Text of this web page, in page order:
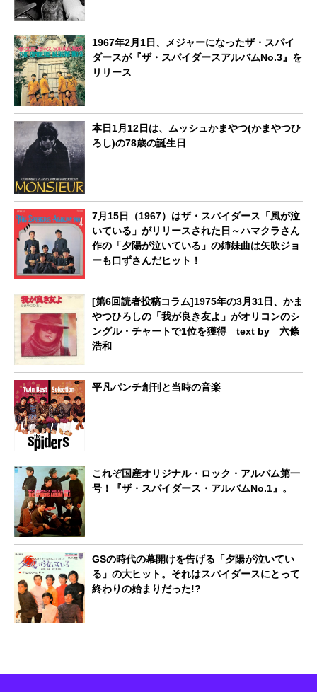
1967年2月1日、メジャーになったザ・スパイ
ダースが『ザ・スパイダースアルバムNo.3』を
リリース
本日1月12日は、ムッシュかまやつ(かまやつひ
ろし)の78歳の誕生日
7月15日（1967）はザ・スパイダース「風が泣
いている」がリリースされた日～ハマクラさん
作の「夕陽が泣いている」の姉妹曲は矢吹ジョ
ーも口ずさんだヒット！
[第6回読者投稿コラム]1975年の3月31日、かま
やつひろしの「我が良き友よ」がオリコンのシ
ングル・チャートで1位を獲得 text by 六條
浩和
平凡パンチ創刊と当時の音楽
これぞ国産オリジナル・ロック・アルバム第一
号！『ザ・スパイダース・アルバムNo.1』。
GSの時代の幕開けを告げる「夕陽が泣いてい
る」の大ヒット。それはスパイダースにとって
終わりの始まりだった!?